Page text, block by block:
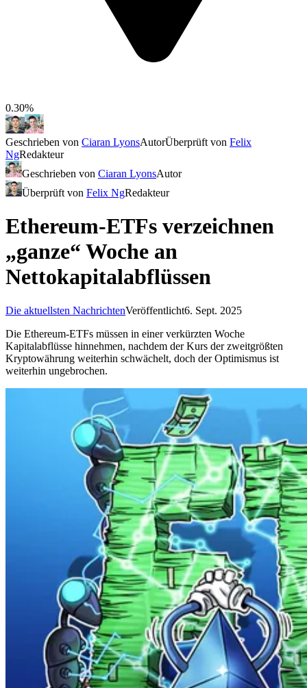
0.30%
Geschrieben von Ciaran LyonsAutorÜberprüft von Felix
NgRedakteur
Geschrieben von Ciaran LyonsAutor
Überprüft von Felix NgRedakteur
Ethereum-ETFs verzeichnen
„ganze“ Woche an
Nettokapitalabflüssen
Die aktuellsten NachrichtenVeröffentlicht6. Sept. 2025
Die Ethereum-ETFs müssen in einer verkürzten Woche
Kapitalabflüsse hinnehmen, nachdem der Kurs der zweitgrößten
Kryptowährung weiterhin schwächelt, doch der Optimismus ist
weiterhin ungebrochen.